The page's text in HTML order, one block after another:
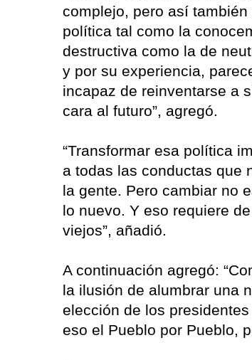
complejo, pero así también
política tal como la
destructiva como la de
y por su experiencia,
incapaz de reinventarse a
cara al futuro”, agregó.
“Transformar esa política
a todas las conductas que
la gente. Pero cambiar no
lo nuevo. Y eso requiere
viejos”, añadió.
A continuación agregó:
la ilusión de alumbrar una
elección de los
eso el Pueblo por Pueblo,